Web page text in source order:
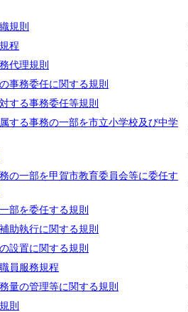
規則
程
代理規則
事務委任に関する規則
する事務委任等規則
する事務の一部を市立小学校及び中学
の一部を甲賀市教育委員会等に委任す
部を委任する規則
助執行に関する規則
設置に関する規則
員服務規程
量の管理等に関する規則
則